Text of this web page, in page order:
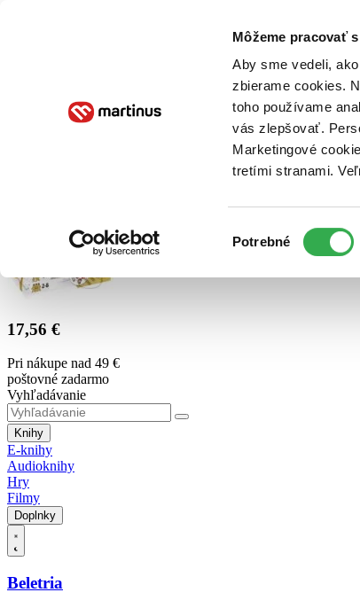
Môžeme pracovať
Aby sme vedeli,
zbierame cookies.
toho používame
vás zlepšovať.
Marketingové
tretími stranami.
súhlasu
Potrebné
Poukážky
17,56 €
Pri nákupe nad 49 €
poštovné zadarmo
Vyhľadávanie
Knihy
E-knihy
Audioknihy
Hry
Filmy
Doplnky
Beletria